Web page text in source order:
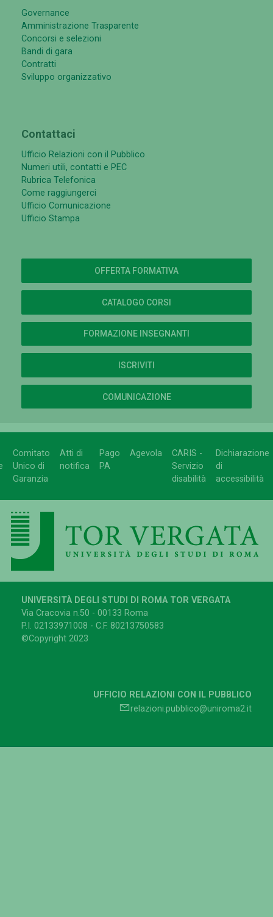
Governance
Amministrazione Trasparente
Concorsi e selezioni
Bandi di gara
Contratti
Sviluppo organizzativo
Contattaci
Ufficio Relazioni con il Pubblico
Numeri utili, contatti e PEC
Rubrica Telefonica
Come raggiungerci
Ufficio Comunicazione
Ufficio Stampa
OFFERTA FORMATIVA
CATALOGO CORSI
FORMAZIONE INSEGNANTI
ISCRIVITI
COMUNICAZIONE
Comitato
Unico di
Garanzia
Atti di
notifica
Pago
PA
Agevola
CARIS -
Servizio
disabilità
Dichiarazione
di
accessibilità
UNIVERSITÀ DEGLI STUDI DI ROMA TOR VERGATA
Via Cracovia n.50 - 00133 Roma
P.I. 02133971008 - C.F. 80213750583
©Copyright 2023
UFFICIO RELAZIONI CON IL PUBBLICO
relazioni.pubblico@uniroma2.it